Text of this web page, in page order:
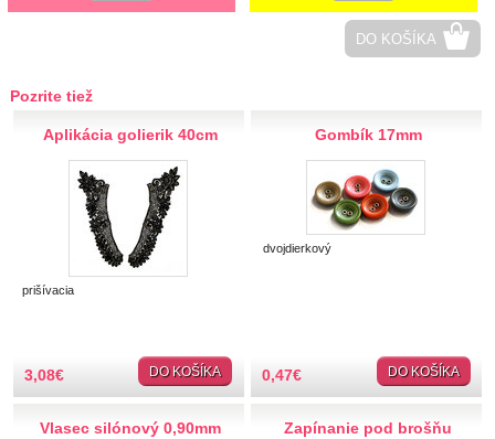
Ihly a špendlíky
Látky-metráž
Nášivky a Nažehlovačky
Srdce, hviezdy
DO KOŠÍKA
Pozrite tiež
Aplikácia golierik 40cm
prišívacia
3,08€ DO KOŠÍKA
Gombík 17mm
dvojdierkový
0,47€ DO KOŠÍKA
Vlasec silónový 0,90mm Zapínanie pod brošňu